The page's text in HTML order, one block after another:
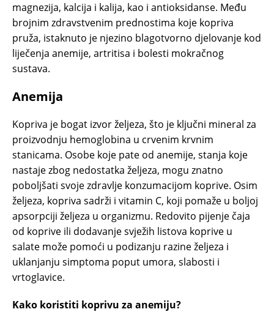
magnezija, kalcija i kalija, kao i antioksidanse. Među
brojnim zdravstvenim prednostima koje kopriva
pruža, istaknuto je njezino blagotvorno djelovanje kod
liječenja anemije, artritisa i bolesti mokračnog
sustava.
Anemija
Kopriva je bogat izvor željeza, što je ključni mineral za
proizvodnju hemoglobina u crvenim krvnim
stanicama. Osobe koje pate od anemije, stanja koje
nastaje zbog nedostatka željeza, mogu znatno
poboljšati svoje zdravlje konzumacijom koprive. Osim
željeza, kopriva sadrži i vitamin C, koji pomaže u boljoj
apsorpciji željeza u organizmu. Redovito pijenje čaja
od koprive ili dodavanje svježih listova koprive u
salate može pomoći u podizanju razine željeza i
uklanjanju simptoma poput umora, slabosti i
vrtoglavice.
Kako koristiti koprivu za anemiju?